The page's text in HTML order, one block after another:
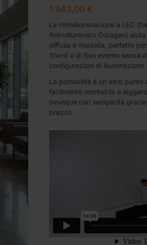
1.943,00 €
La retroilluminazione a LED
Retroilluminato Ouragan)
diffusa e morbida, perfetta
Stand e di Sun evento senza
configurazioni di illuminazione.
La portabilità è un altro punto
facilmente montabile e
ovunque con semplicità
prezzo.